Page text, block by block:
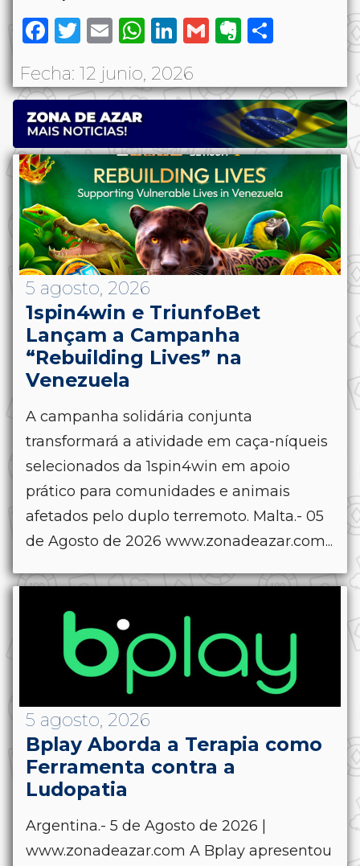
Facebook
Twitter
EmailWhatsApp
LinkedIn
GmailEvernote
Fecha: 12 junio, 2026
5 agosto, 2026
1spin4win e TriunfoBet
Lançam a Campanha
“Rebuilding Lives” na
Venezuela
A campanha solidária conjunta
transformará a atividade em caça-níqueis
selecionados da 1spin4win em apoio
prático para comunidades e animais
afetados pelo duplo terremoto. Malta.- 05
de Agosto de 2026 www.zonadeazar.com...
5 agosto, 2026
Bplay Aborda a Terapia como
Ferramenta contra a
Ludopatia
Argentina.- 5 de Agosto de 2026 |
www.zonadeazar.com A Bplay apresentou